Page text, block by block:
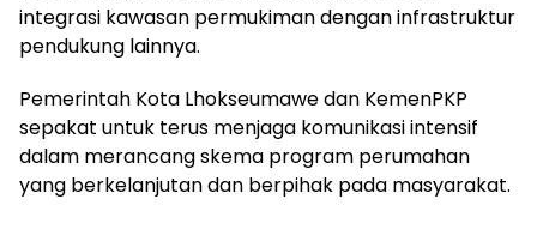
integrasi kawasan permukiman dengan infrastruktur
pendukung lainnya.
Pemerintah Kota Lhokseumawe dan KemenPKP
sepakat untuk terus menjaga komunikasi intensif
dalam merancang skema program perumahan
yang berkelanjutan dan berpihak pada masyarakat.